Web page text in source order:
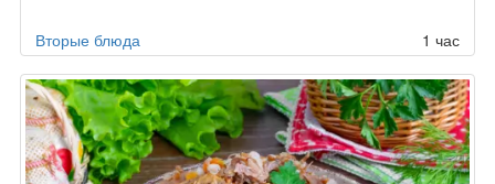
Вторые блюда 1 час